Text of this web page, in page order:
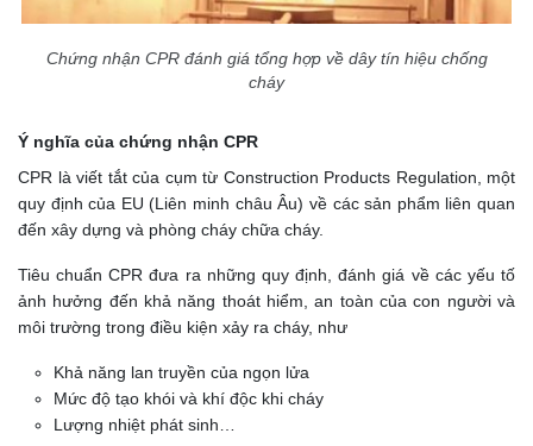
Chứng nhận CPR đánh giá tổng hợp về dây tín hiệu chống
cháy
Ý nghĩa của chứng nhận CPR
CPR là viết tắt của cụm từ Construction Products Regulation, một
quy định của EU (Liên minh châu Âu) về các sản phẩm liên quan
đến xây dựng và phòng cháy chữa cháy.
Tiêu chuẩn CPR đưa ra những quy định, đánh giá về các yếu tố
ảnh hưởng đến khả năng thoát hiểm, an toàn của con người và
môi trường trong điều kiện xảy ra cháy, như
Khả năng lan truyền của ngọn lửa
Mức độ tạo khói và khí độc khi cháy
Lượng nhiệt phát sinh…